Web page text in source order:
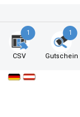
1
CSV
1
Gutschein